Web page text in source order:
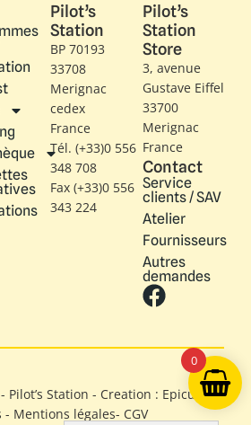
Pilot’s
Station
BP 70193
33708
Merignac
cedex
France
Tél. (+33)0 556
348 708
Fax (+33)0 556
343 224
Pilot’s
Station
Store
3, avenue
Gustave Eiffel​
33700
Merignac
France
Contact
Service
clients / SAV
Atelier
Fournisseurs
Autres
demandes
Pilot’s Station - Creation : Epicure
- Mentions légales- CGV
0